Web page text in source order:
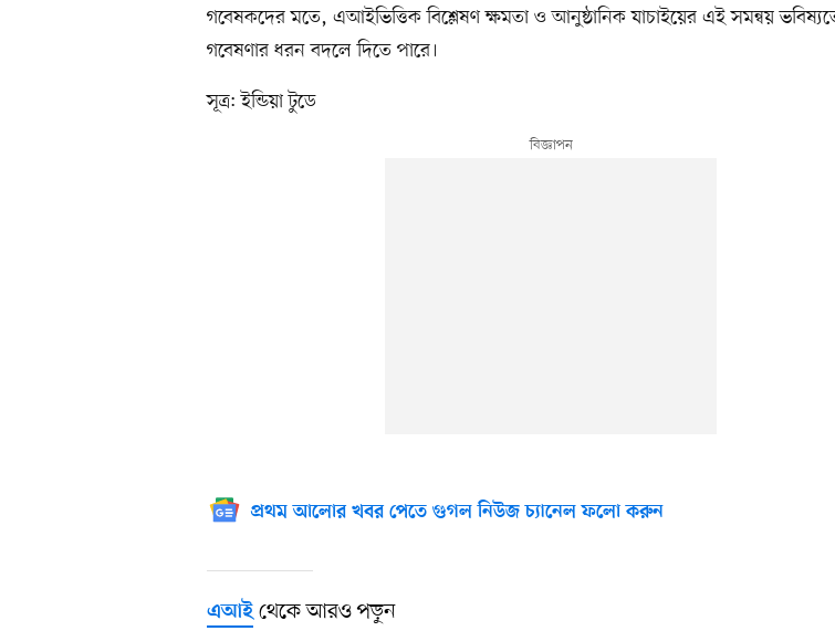
গবেষকদের মতে, এআইভিত্তিক বিশ্লেষণ ক্ষমতা ও আনুষ্ঠানিক যাচাইয়ের এই সমন্বয়
গবেষণার ধরন বদলে দিতে পারে।
সূত্র: ইন্ডিয়া টুডে
প্রথম আলোর খবর পেতে গুগল নিউজ চ্যানেল ফলো করুন
এআইথেকে আরও পড়ুন